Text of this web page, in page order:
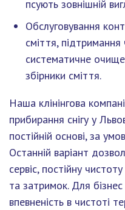
псують зовнішній
Обслуговування
сміття,
систематичне
збірники сміття.
Наша клінінгова
прибирання снігу у
постійній основі, за
Останній варіант
сервіс, постійну
та затримок. Для
впевненість в чистоті